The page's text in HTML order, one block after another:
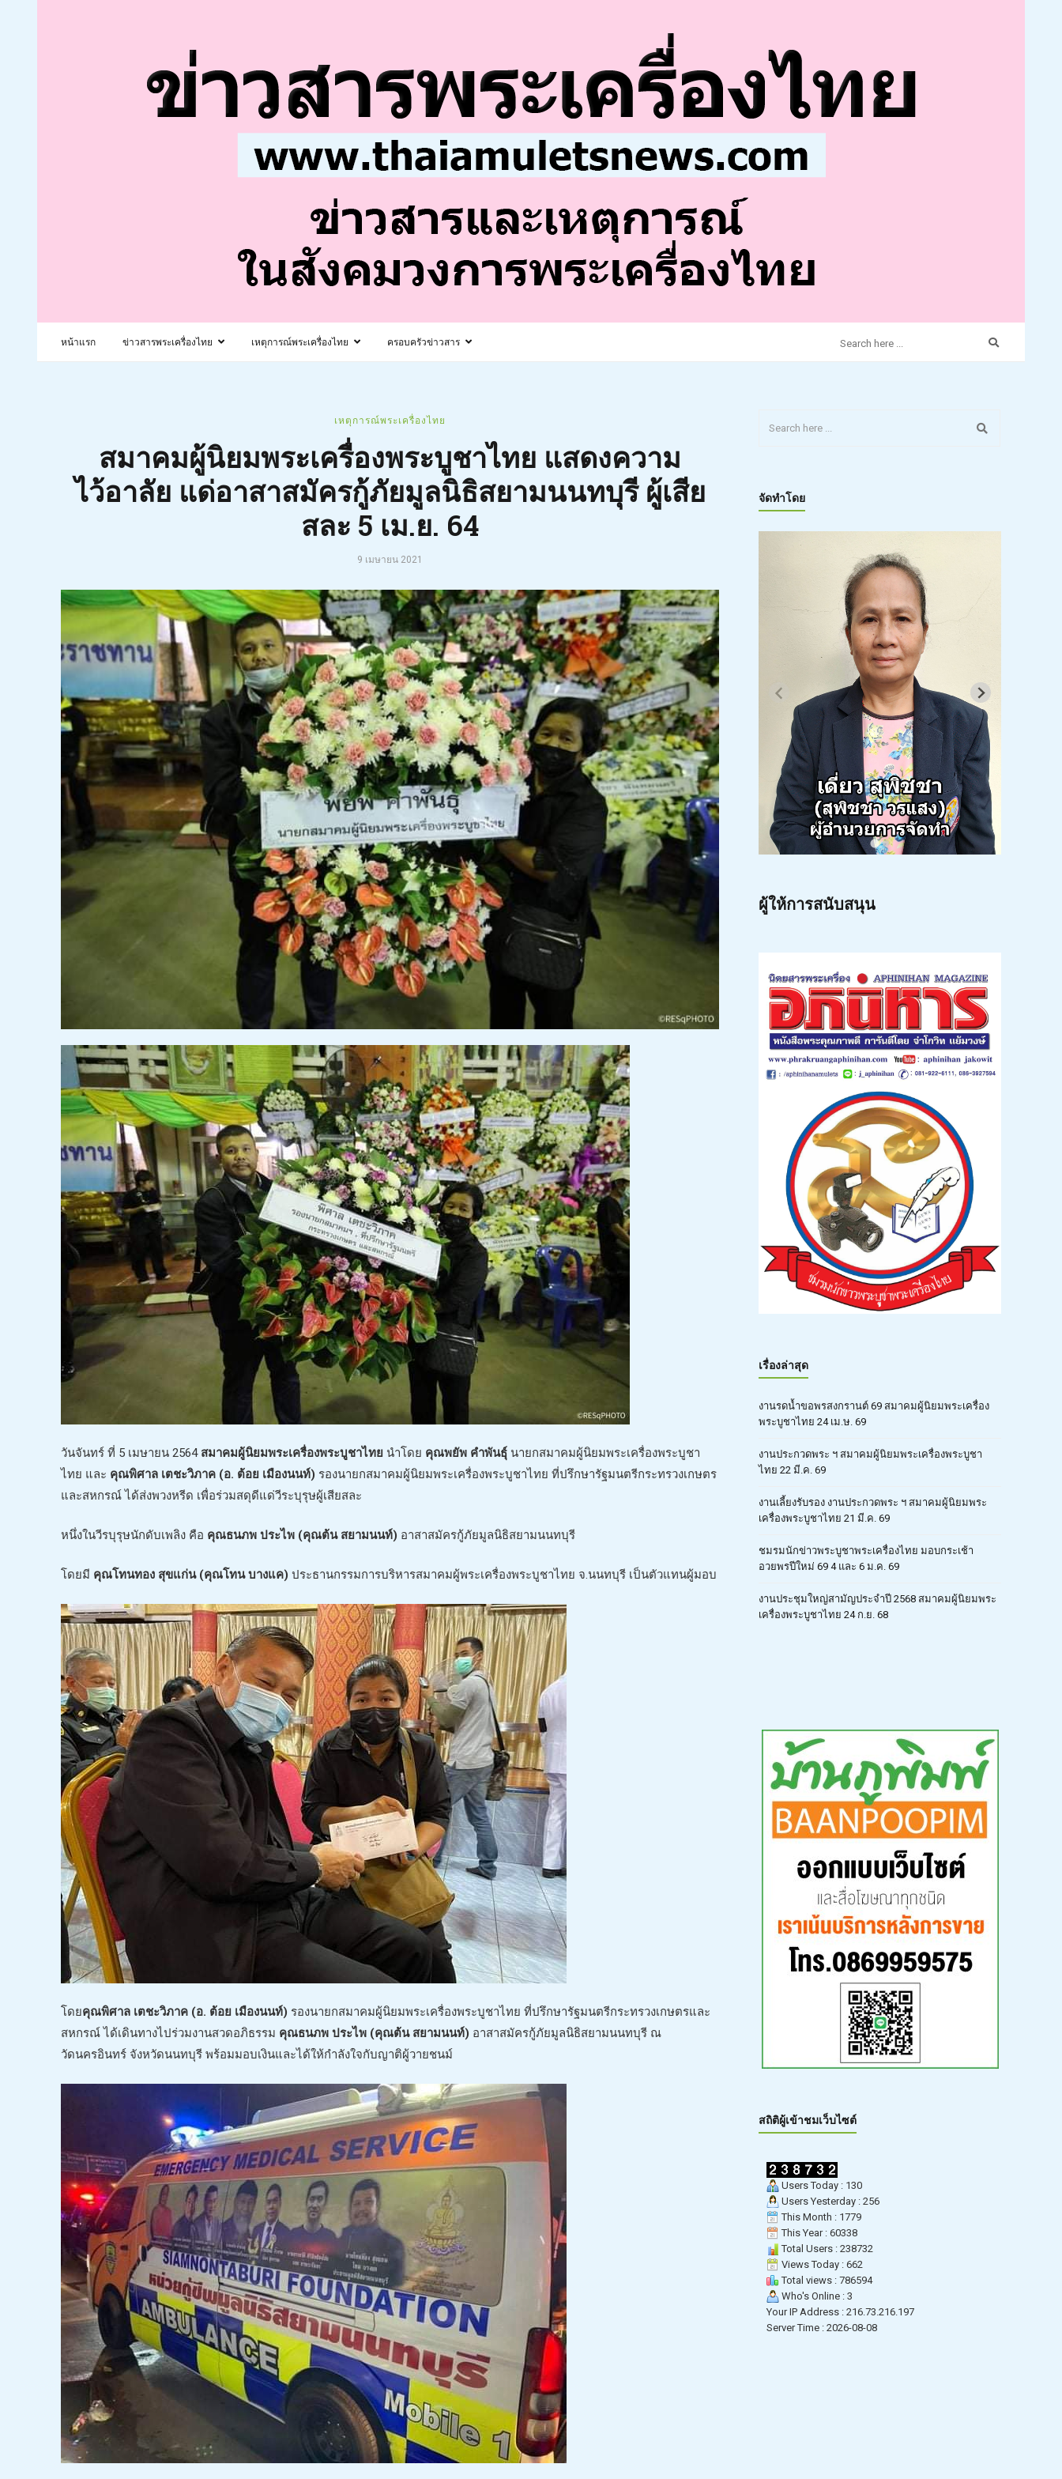
หน้าแรก ข่าวสารพระเครื่องไทย เหตุการณ์พระเครื่องไทย ครอบครัวข่าวสาร
เหตุการณ์พระเครื่องไทย
สมาคมผู้นิยมพระเครื่องพระบูชาไทย แสดงความ
ไว้อาลัย แด่อาสาสมัครกู้ภัยมูลนิธิสยามนนทบุรี ผู้เสีย
สละ 5 เม.ย. 64
9 เมษายน 2021
วันจันทร์ ที่ 5 เมษายน 2564 สมาคมผู้นิยมพระเครื่องพระบูชาไทย นำโดย คุณพยัพ คำพันธุ์ นายกสมาคมผู้นิยมพระเครื่องพระบูชา
ไทย และ คุณพิศาล เตชะวิภาค (อ. ต้อย เมืองนนท์) รองนายกสมาคมผู้นิยมพระเครื่องพระบูชาไทย ที่ปรึกษารัฐมนตรีกระทรวงเกษตร
และสหกรณ์ ได้ส่งพวงหรีด เพื่อร่วมสดุดีแด่วีระบุรุษผู้เสียสละ
หนึ่งในวีรบุรุษนักดับเพลิง คือ คุณธนภพ ประไพ (คุณต้น สยามนนท์) อาสาสมัครกู้ภัยมูลนิธิสยามนนทบุรี
โดยมี คุณโทนทอง สุขแก่น (คุณโทน บางแค) ประธานกรรมการบริหารสมาคมผู้พระเครื่องพระบูชาไทย จ.นนทบุรี เป็นตัวแทนผู้มอบ
โดยคุณพิศาล เตชะวิภาค (อ. ต้อย เมืองนนท์) รองนายกสมาคมผู้นิยมพระเครื่องพระบูชาไทย ที่ปรึกษารัฐมนตรีกระทรวงเกษตรและ
สหกรณ์ ได้เดินทางไปร่วมงานสวดอภิธรรม คุณธนภพ ประไพ (คุณต้น สยามนนท์) อาสาสมัครกู้ภัยมูลนิธิสยามนนทบุรี ณ
วัดนครอินทร์ จังหวัดนนทบุรี พร้อมมอบเงินและได้ให้กำลังใจกับญาติผู้วายชนม์
จัดทำโดย
ผู้ให้การสนับสนุน
เรื่องล่าสุด
งานรดน้ำขอพรสงกรานต์ 69 สมาคมผู้นิยมพระเครื่อง
พระบูชาไทย 24 เม.ษ. 69
งานประกวดพระ ฯ สมาคมผู้นิยมพระเครื่องพระบูชา
ไทย 22 มี.ค. 69
งานเลี้ยงรับรอง งานประกวดพระ ฯ สมาคมผู้นิยมพระ
เครื่องพระบูชาไทย 21 มี.ค. 69
ชมรมนักข่าวพระบูชาพระเครื่องไทย มอบกระเช้า
อวยพรปีใหม่ 69 4 และ 6 ม.ค. 69
งานประชุมใหญ่สามัญประจำปี 2568 สมาคมผู้นิยมพระ
เครื่องพระบูชาไทย 24 ก.ย. 68
สถิติผู้เข้าชมเว็บไซต์
Users Today : 130
Users Yesterday : 256
This Month : 1779
This Year : 60338
Total Users : 238732
Views Today : 662
Total views : 786594
Who's Online : 3
Your IP Address : 216.73.216.197
Server Time : 2026-08-08